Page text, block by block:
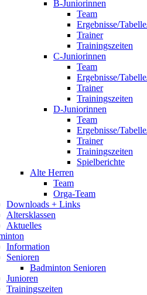
B-Juniorinnen
Team
Ergebnisse/
Trainer
Trainingszeiten
C-Juniorinnen
Team
Ergebnisse/
Trainer
Trainingszeiten
D-Juniorinnen
Team
Ergebnisse/
Trainer
Trainingszeiten
Spielberichte
Alte Herren
Team
Orga-Team
Downloads + Links
Altersklassen
Aktuelles
Information
Senioren
Badminton Senioren
Junioren
Trainingszeiten